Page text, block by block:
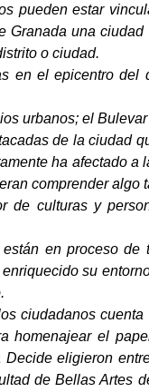
pueden estar
Granada una ciudad
o ciudad.
en el epicentro del
urbanos; el
de la ciudad
ha afectado a
comprender algo
de culturas y
en proceso de
su
ciudadanos cuenta
homenajear el
eligieron
de Bellas Artes